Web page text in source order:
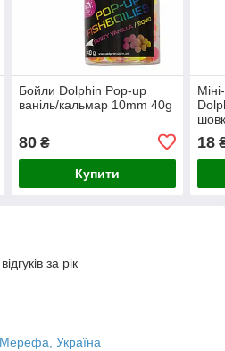
Бойли Dolphin Pop-up
ваніль/кальмар 10mm 40g
80₴
Купити
18
за рік
Україна